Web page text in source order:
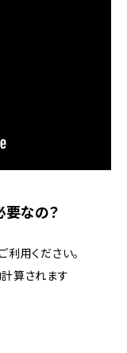
要なの？
用ください。
算されます